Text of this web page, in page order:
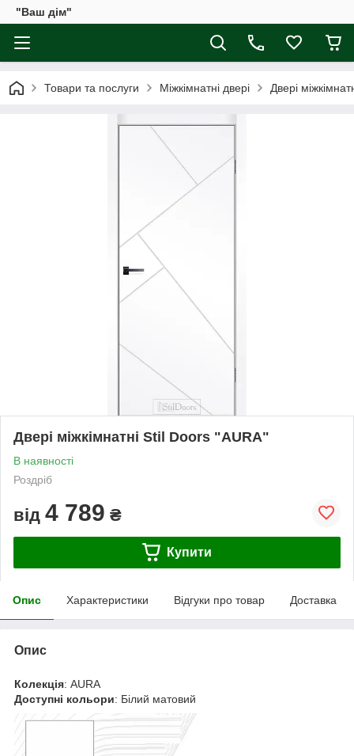
"Ваш дім"
Товари та послуги Міжкімнатні двері Двері
Двері міжкімнатні Stil Doors "AURA"
В наявності
Роздріб
від 4 789 ₴
Купити
Опис Характеристики Відгуки про товар Доставка
Опис
Колекція: AURA
Доступні кольори: Білий матовий